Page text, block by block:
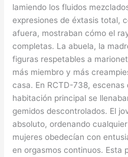
lamiendo los fluidos
expresiones de éxtasis total,
afuera, mostraban cómo el
completas. La abuela, la
figuras respetables a
más miembro y más
casa. En RCTD-738,
habitación principal se
gemidos descontrolados. El
absoluto, ordenando
mujeres obedecían con
en orgasmos continuos. Esta